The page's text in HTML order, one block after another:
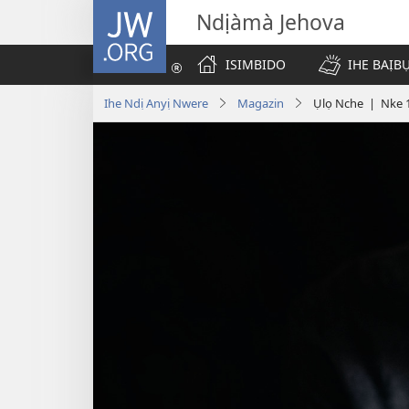
JW.ORG Ndịàmà Jehova
ISIMBIDO
IHE
Ihe Ndị Anyị Nwere Magazin Ụlọ Nche | Nke